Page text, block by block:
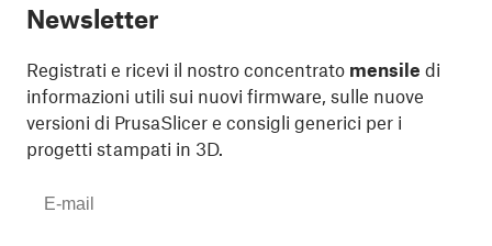
Newsletter
Registrati e ricevi il nostro concentrato mensile di
informazioni utili sui nuovi firmware, sulle nuove
versioni di PrusaSlicer e consigli generici per i
progetti stampati in 3D.